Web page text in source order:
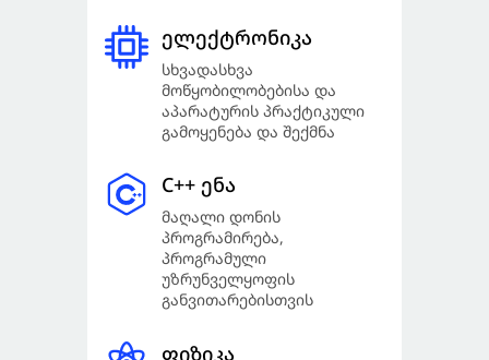
ელექტრონიკა
სხვადასხვა
მოწყობილობებისა და
აპარატურის პრაქტიკული
გამოყენება და შექმნა
ფიზიკა
C++ ენა
მაღალი დონის
პროგრამირება,
პროგრამული
უზრუნველყოფის
განვითარებისთვის